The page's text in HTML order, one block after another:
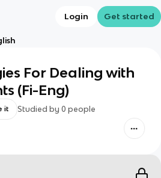
Login Get started
For Dealing with
(Fi-Eng)
it Studied by 0 people